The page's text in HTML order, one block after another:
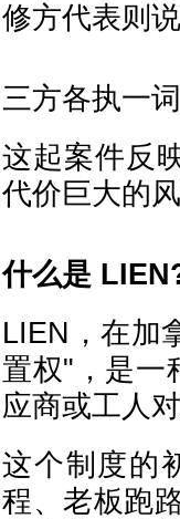
修方代表则
三方各执一
这起案件反
代价巨大的风
什么是
LIEN，在加
置权"，是一
应商或工人
这个制度的
程、老板跑